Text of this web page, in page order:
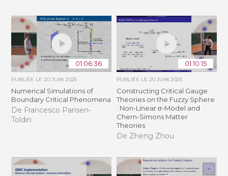
01:06:36
PUBLIÉE LE20 JUIN 2025
Numerical Simulations of
Boundary Critical Phenomena
De Francesco Parisen-
Toldin
01:10:15
PUBLIÉE LE 20 JUIN 2025
Constructing Critical Gauge
Theories on the Fuzzy Sphere
: Non-Linear σ-Model and
Chern-Simons Matter
Theories
De Zheng Zhou